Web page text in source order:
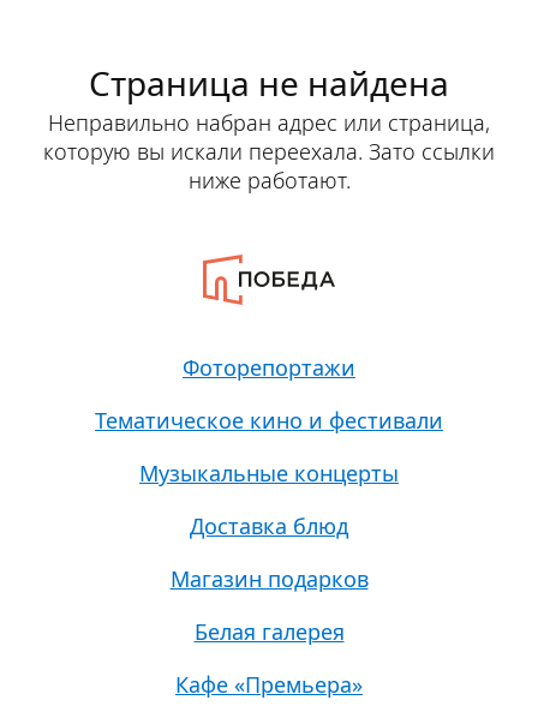
Страница не найдена
Неправильно набран адрес или страница,
которую вы искали переехала. Зато ссылки
ниже работают.
Фоторепортажи
Тематическое кино и фестивали
Музыкальные концерты
Доставка блюд
Магазин подарков
Белая галерея
Кафе «Премьера»